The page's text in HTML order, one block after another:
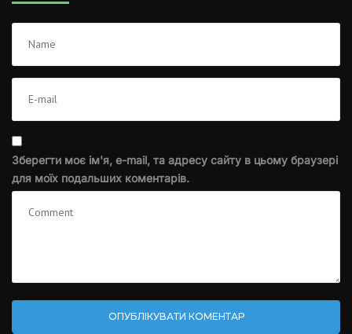
Зберегти моє ім'я, e-mail, та адресу сайту в цьому браузері
для моїх подальших коментарів.